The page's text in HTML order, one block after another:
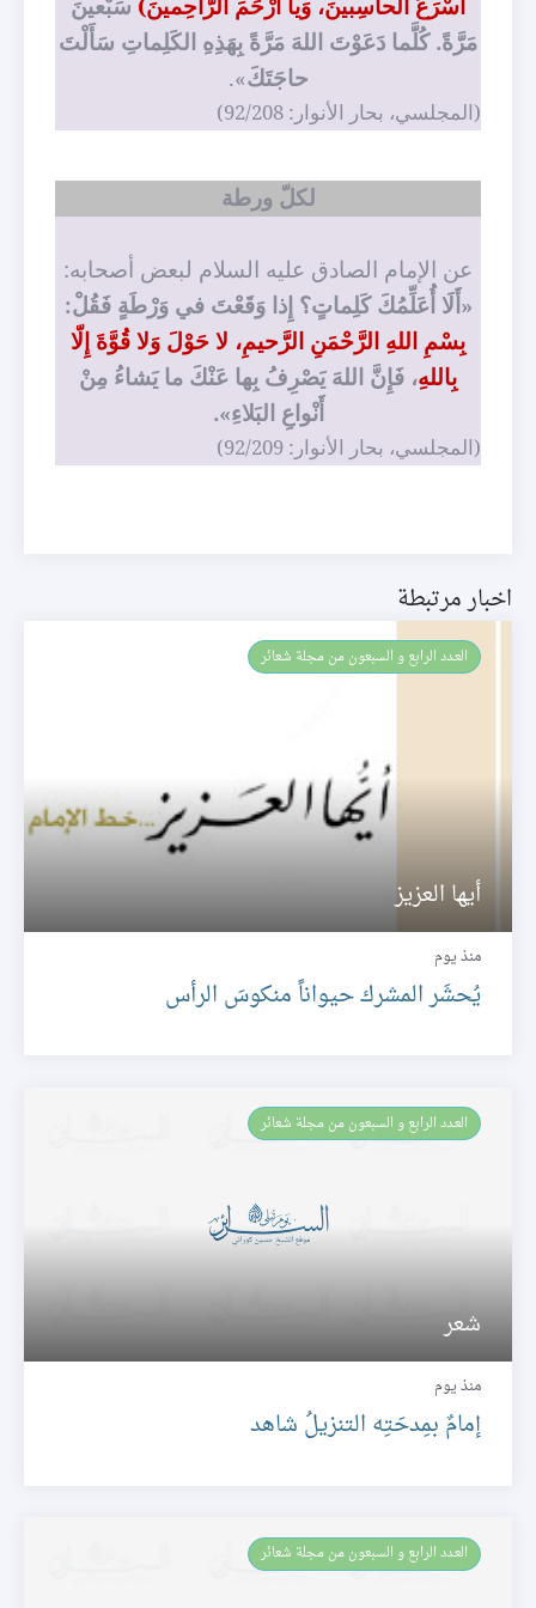
مَرَّةً. كُلَّما دَعَوْتَ اللهَ مَرَّةً بِهَذِهِ الكَلِماتِ سَأَلْتَ
حاجَتَكَ».
(المجلسي، بحار الأنوار: 92/208)
لكلّ ورطة
عن الإمام الصادق عليه السلام لبعض أصحابه:
«أَلَا أُعَلِّمُكَ كَلِماتٍ؟ إِذا وَقَعْتَ في وَرْطَةٍ فَقُلْ:
بِسْمِ اللهِ الرَّحْمَنِ الرَّحيمِ، لا حَوْلَ وَلا قُوَّةَ إِلّا
بِاللهِ، فَإِنَّ اللهَ يَصْرِفُ بِها عَنْكَ ما يَشاءُ مِنْ
أَنْواعِ البَلاءِ».
(المجلسي، بحار الأنوار: 92/209)
اخبار مرتبطة
العـدد الرابع و السبعون من مجلة شعائر
أيها العزيز
منذ يوم
يُحشَر المشرك حيواناً منكوسَ الرأس
العـدد الرابع و السبعون من مجلة شعائر
شعر
منذ يوم
إمامٌ بمِدحَتِه التنزيلُ شاهد
العـدد الرابع و السبعون من مجلة شعائر